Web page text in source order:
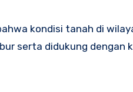
kondisi tanah di
serta didukung dengan